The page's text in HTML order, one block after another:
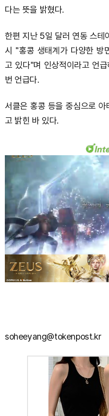
다는 뜻을 밝혔다.
한편 지난 5일 달러 연동 스테
시 "홍콩 생태계가 다양한 방
고 있다"며 인상적이라고 언
번 언급다.
서클은 홍콩 등을 중심으로
고 밝힌 바 있다.
soheeyang@tokenpost.kr